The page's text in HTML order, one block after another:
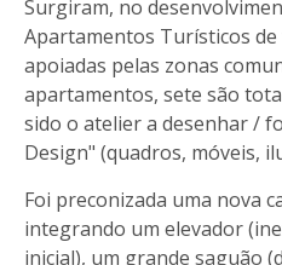
Surgiram, no
Apartamentos Turísticos
apoiadas pelas zonas
apartamentos, sete são
sido o atelier a desenhar /
Design" (quadros, móveis,
Foi preconizada uma nova
integrando um elevador
inicial), um grande saguão